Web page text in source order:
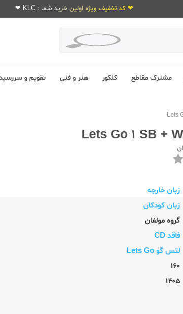
❤ کد تخفیف ویژه اولین خرید شما : KLC ❤
مشترک مقاطع کنکور هنر و فنی تقویم و
زبان خارجه
زبان کودکان
گروه مولفان
فاقد CD
لتس گو Lets Go
160
1405